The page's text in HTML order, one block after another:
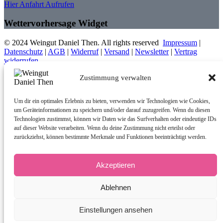
Zustimmung verwalten
Um dir ein optimales Erlebnis zu bieten, verwenden wir Technologien wie Cookies,
um Geräteinformationen zu speichern und/oder darauf zuzugreifen. Wenn du diesen
Technologien zustimmst, können wir Daten wie das Surfverhalten oder eindeutige IDs
auf dieser Website verarbeiten. Wenn du deine Zustimmung nicht erteilst oder
zurückziehst, können bestimmte Merkmale und Funktionen beeinträchtigt werden.
Akzeptieren
Ablehnen
Einstellungen ansehen
Hier Anfahrt Aufrufen
Wettervorhersage Widget
© 2024 Weingut Daniel Then. All rights reserved Impressum |
Datenschutz | AGB | Widerruf| Versand | Newsletter| Vertrag
widerrufen
DE-ÖKO-006 deutsche Landwirtschaft